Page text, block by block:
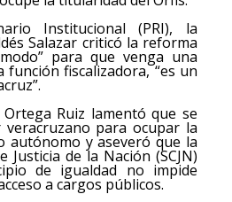
Institucional (PRI), la
Salazar criticó la reforma
para que venga una
fiscalizadora, “es un
Ruiz lamentó que se
para ocupar la
autónomo y aseveró que la
Justicia de la Nación (SCJN)
de igualdad no impide
a cargos públicos.